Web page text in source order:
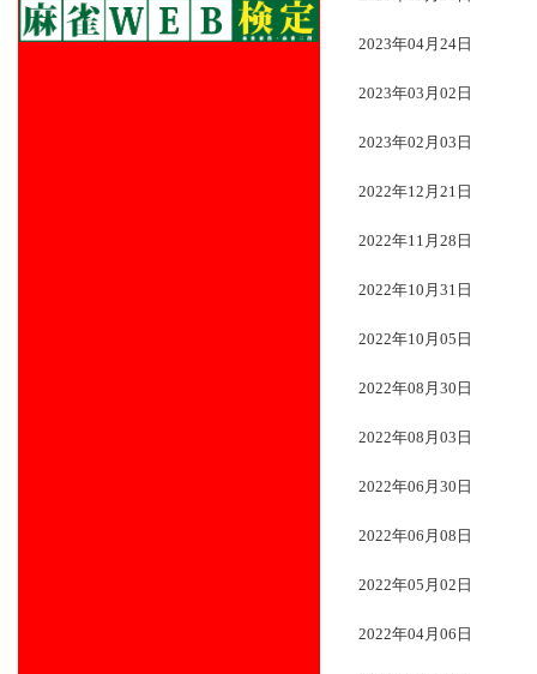
2023年04月24日
2023年03月02日
2023年02月03日
2022年12月21日
2022年11月28日
2022年10月31日
2022年10月05日
2022年08月30日
2022年08月03日
2022年06月30日
2022年06月08日
2022年05月02日
2022年04月06日